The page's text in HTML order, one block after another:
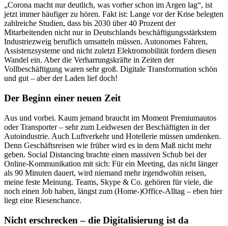
„Corona macht nur deutlich, was vorher schon im Argen lag“, ist
jetzt immer häufiger zu hören. Fakt ist: Lange vor der Krise belegten
zahlreiche Studien, dass bis 2030 über 40 Prozent der
Mitarbeitenden nicht nur in Deutschlands beschäftigungsstärkstem
Industriezweig beruflich umsatteln müssen. Autonomes Fahren,
Assistenzsysteme und nicht zuletzt Elektromobilität fordern diesen
Wandel ein. Aber die Verharrungskräfte in Zeiten der
Vollbeschäftigung waren sehr groß. Digitale Transformation schön
und gut – aber der Laden lief doch!
Der Beginn einer neuen Zeit
Aus und vorbei. Kaum jemand braucht im Moment Premiumautos
oder Transporter – sehr zum Leidwesen der Beschäftigten in der
Autoindustrie. Auch Luftverkehr und Hotellerie müssen umdenken.
Denn Geschäftsreisen wie früher wird es in dem Maß nicht mehr
geben. Social Distancing brachte einen massiven Schub bei der
Online-Kommunikation mit sich: Für ein Meeting, das nicht länger
als 90 Minuten dauert, wird niemand mehr irgendwohin reisen,
meine feste Meinung. Teams, Skype & Co. gehören für viele, die
noch einen Job haben, längst zum (Home-)Office-Alltag – eben hier
liegt eine Riesenchance.
Nicht erschrecken – die Digitalisierung ist da